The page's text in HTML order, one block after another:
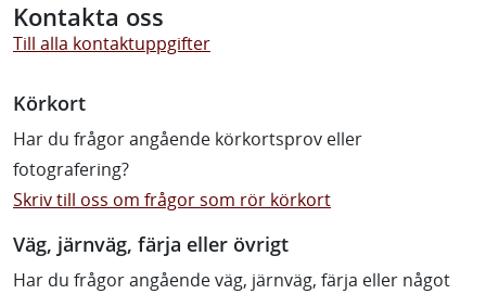
Kontakta oss
Till alla kontaktuppgifter
Körkort
Har du frågor angående körkortsprov eller
fotografering?
Skriv till oss om frågor som rör körkort
Väg, järnväg, färja eller övrigt
Har du frågor angående väg, järnväg, färja eller något